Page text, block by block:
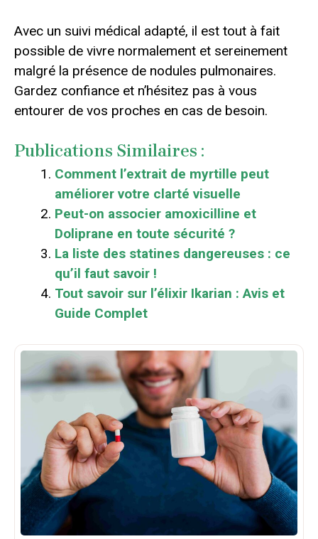
Avec un suivi médical adapté, il est tout à fait
possible de vivre normalement et sereinement
malgré la présence de nodules pulmonaires.
Gardez confiance et n’hésitez pas à vous
entourer de vos proches en cas de besoin.
Publications Similaires :
Comment l’extrait de myrtille peut
améliorer votre clarté visuelle
Peut-on associer amoxicilline et
Doliprane en toute sécurité ?
La liste des statines dangereuses : ce
qu’il faut savoir !
Tout savoir sur l’élixir Ikarian : Avis et
Guide Complet